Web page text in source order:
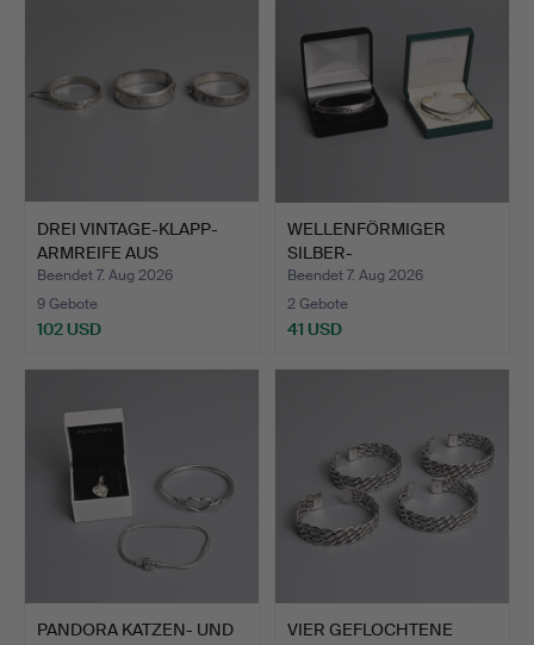
DREI VINTAGE-KLAPP-
ARMREIFE AUS
STERLINGSI…
Beendet 7. Aug 2026
9 Gebote
102 USD
WELLENFÖRMIGER
SILBER-
MANSCHETTENARMBREI
FE…
Beendet 7. Aug 2026
2 Gebote
41 USD
PANDORA KATZEN- UND
VIER GEFLOCHTENE